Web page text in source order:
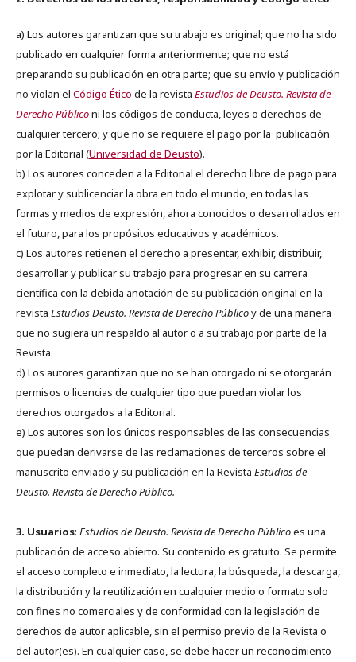
a) Los autores garantizan que su trabajo es original; que no ha sido
publicado en cualquier forma anteriormente; que no está
preparando su publicación en otra parte; que su envío y publicación
no violan el Código Ético de la revista Estudios de Deusto. Revista de
Derecho Públiconi los códigos de conducta, leyes o derechos de
cualquier tercero; y que no se requiere el pago por la publicación
por la Editorial (Universidad de Deusto).
b) Los autores conceden a la Editorial el derecho libre de pago para
explotar y sublicenciar la obra en todo el mundo, en todas las
formas y medios de expresión, ahora conocidos o desarrollados en
el futuro, para los propósitos educativos y académicos.
c) Los autores retienen el derecho a presentar, exhibir, distribuir,
desarrollar y publicar su trabajo para progresar en su carrera
científica con la debida anotación de su publicación original en la
revista Estudios Deusto. Revista de Derecho Públicoy de una manera
que no sugiera un respaldo al autor o a su trabajo por parte de la
Revista.
d) Los autores garantizan que no se han otorgado ni se otorgarán
permisos o licencias de cualquier tipo que puedan violar los
derechos otorgados a la Editorial.
e) Los autores son los únicos responsables de las consecuencias
que puedan derivarse de las reclamaciones de terceros sobre el
manuscrito enviado y su publicación en la Revista Estudios de
Deusto. Revista de Derecho Público.
3. Usuarios: Estudios de Deusto. Revista de Derecho Públicoes una
publicación de acceso abierto. Su contenido es gratuito. Se permite
el acceso completo e inmediato, la lectura, la búsqueda, la descarga,
la distribución y la reutilización en cualquier medio o formato solo
con fines no comerciales y de conformidad con la legislación de
derechos de autor aplicable, sin el permiso previo de la Revista o
del autor(es). En cualquier caso, se debe hacer un reconocimiento